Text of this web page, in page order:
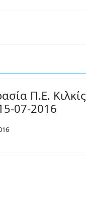
Π.Ε. Κιλκίς
07-2016